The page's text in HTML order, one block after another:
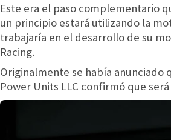
Este era el paso complementario
un principio estará utilizando la
trabajaría en el desarrollo de su
Racing.
Originalmente se había anunciado
Power Units LLC confirmó que